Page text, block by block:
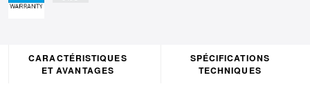
CARACTÉRISTIQUES
ET AVANTAGES
SPÉCIFICATIONS
TECHNIQUES